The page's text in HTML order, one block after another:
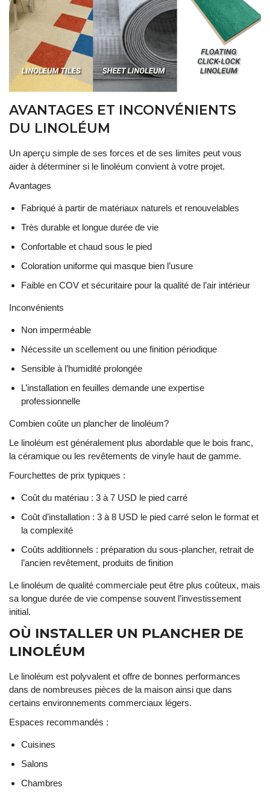
AVANTAGES ET INCONVÉNIENTS
DU LINOLÉUM
Un aperçu simple de ses forces et de ses limites peut vous
aider à déterminer si le linoléum convient à votre projet.
Avantages
Fabriqué à partir de matériaux naturels et renouvelables
Très durable et longue durée de vie
Confortable et chaud sous le pied
Coloration uniforme qui masque bien l’usure
Faible en COV et sécuritaire pour la qualité de l’air intérieur
Inconvénients
Non imperméable
Nécessite un scellement ou une finition périodique
Sensible à l’humidité prolongée
L’installation en feuilles demande une expertise
professionnelle
Combien coûte un plancher de linoléum?
Le linoléum est généralement plus abordable que le bois franc,
la céramique ou les revêtements de vinyle haut de gamme.
Fourchettes de prix typiques :
Coût du matériau : 3 à 7 USD le pied carré
Coût d’installation : 3 à 8 USD le pied carré selon le format et
la complexité
Coûts additionnels : préparation du sous-plancher, retrait de
l’ancien revêtement, produits de finition
Le linoléum de qualité commerciale peut être plus coûteux, mais
sa longue durée de vie compense souvent l’investissement
initial.
OÙ INSTALLER UN PLANCHER DE
LINOLÉUM
Le linoléum est polyvalent et offre de bonnes performances
dans de nombreuses pièces de la maison ainsi que dans
certains environnements commerciaux légers.
Espaces recommandés :
Cuisines
Salons
Chambres